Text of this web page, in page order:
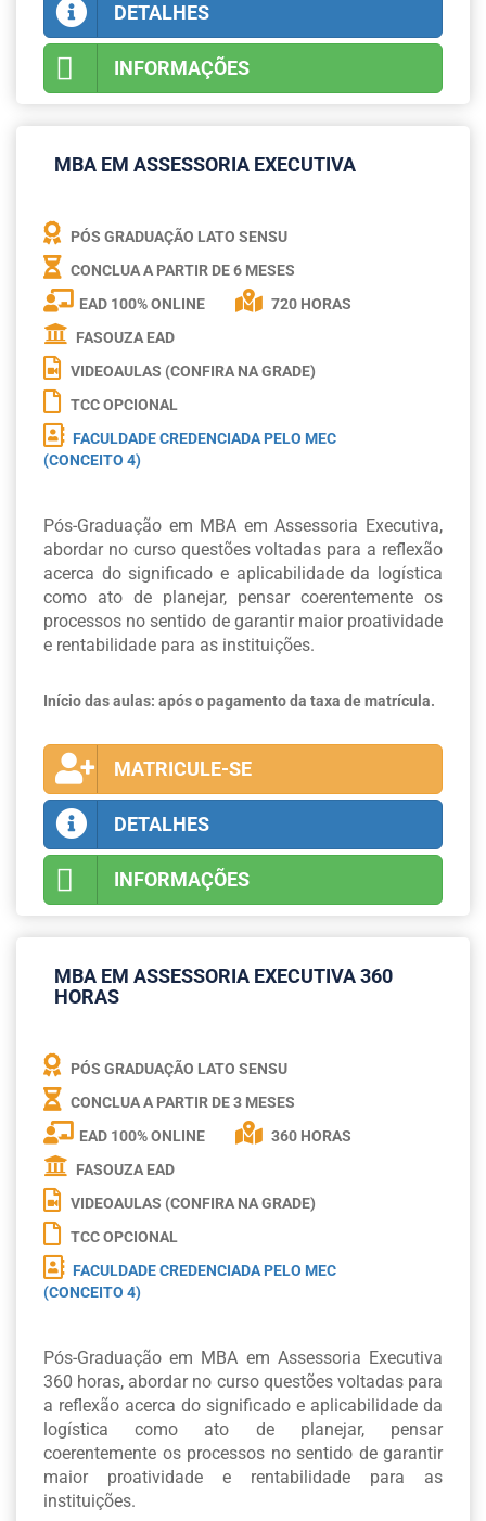
DETALHES
INFORMAÇÕES
MBA EM ASSESSORIA EXECUTIVA
PÓS GRADUAÇÃO LATO SENSU
CONCLUA A PARTIR DE6 MESES
EAD 100% ONLINE
720 HORAS
FASOUZA EAD
VIDEOAULAS (CONFIRA NA GRADE)
TCC OPCIONAL
FACULDADE CREDENCIADA PELO MEC
(CONCEITO 4)
Pós-Graduação em MBA em Assessoria Executiva,
abordar no curso questões voltadas para a reflexão
acerca do significado e aplicabilidade da logística
como ato de planejar, pensar coerentemente os
processos no sentido de garantir maior proatividade
e rentabilidade para as instituições.
Início das aulas: após o pagamento da taxa de matrícula.
MATRICULE-SE
DETALHES
INFORMAÇÕES
MBA EM ASSESSORIA EXECUTIVA 360
HORAS
PÓS GRADUAÇÃO LATO SENSU
CONCLUA A PARTIR DE3 MESES
EAD 100% ONLINE
360 HORAS
FASOUZA EAD
VIDEOAULAS (CONFIRA NA GRADE)
TCC OPCIONAL
FACULDADE CREDENCIADA PELO MEC
(CONCEITO 4)
Pós-Graduação em MBA em Assessoria Executiva
360 horas, abordar no curso questões voltadas para
a reflexão acerca do significado e aplicabilidade da
logística como ato de planejar, pensar
coerentemente os processos no sentido de garantir
maior proatividade e rentabilidade para as
instituições.